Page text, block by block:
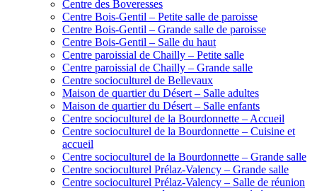
Centre des Boveresses
Centre Bois-Gentil – Petite salle de paroisse
Centre Bois-Gentil – Grande salle de paroisse
Centre Bois-Gentil – Salle du haut
Centre paroissial de Chailly – Petite salle
Centre paroissial de Chailly – Grande salle
Centre socioculturel de Bellevaux
Maison de quartier du Désert – Salle adultes
Maison de quartier du Désert – Salle enfants
Centre socioculturel de la Bourdonnette – Accueil
Centre socioculturel de la Bourdonnette – Cuisine et
accueil
Centre socioculturel de la Bourdonnette – Grande salle
Centre socioculturel Prélaz-Valency – Grande salle
Centre socioculturel Prélaz-Valency – Salle de réunion